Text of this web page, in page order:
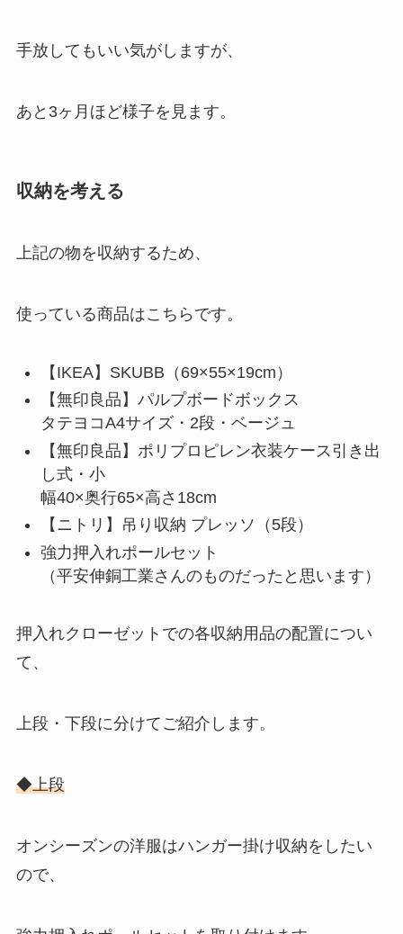
手放してもいい気がしますが、
あと3ヶ月ほど様子を見ます。
収納を考える
上記の物を収納するため、
使っている商品はこちらです。
【IKEA】SKUBB（69×55×19cm）
【無印良品】パルプボードボックス
タテヨコA4サイズ・2段・ベージュ
【無印良品】ポリプロピレン衣装ケース引き出
し式・小
幅40×奥行65×高さ18cm
【ニトリ】吊り収納 プレッソ（5段）
強力押入れポールセット
（平安伸銅工業さんのものだったと思います）
押入れクローゼットでの各収納用品の配置につい
て、
上段・下段に分けてご紹介します。
◆上段
オンシーズンの洋服はハンガー掛け収納をしたい
ので、